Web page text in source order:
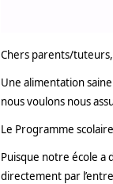
Chers parents/tuteurs,
Une alimentation
nous voulons nous
Le Programme
Puisque notre école a
directement par